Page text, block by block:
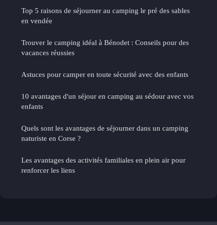
Top 5 raisons de séjourner au camping le pré des sables
en vendée
Trouver le camping idéal à Bénodet : Conseils pour des
vacances réussies
Astuces pour camper en toute sécurité avec des enfants
10 avantages d'un séjour en camping au sédour avec vos
enfants
Quels sont les avantages de séjourner dans un camping
naturiste en Corse ?
Les avantages des activités familiales en plein air pour
renforcer les liens